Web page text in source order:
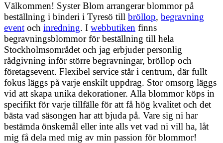
Välkommen! Syster Blom arrangerar blommor på
beställning i binderi i Tyresö till bröllop, begravning
event och inredning. I webbutiken finns
begravningsblommor för beställning till hela
Stockholmsområdet och jag erbjuder personlig
rådgivning inför större begravningar, bröllop och
företagsevent. Flexibel service står i centrum, där fullt
fokus läggs på varje enskilt uppdrag. Stor omsorg läggs
vid att skapa unika dekorationer. Alla blommor köps in
specifikt för varje tillfälle för att få hög kvalitet och det
bästa vad säsongen har att bjuda på. Vare sig ni har
bestämda önskemål eller inte alls vet vad ni vill ha, låt
mig få dela med mig av min passion för blommor!